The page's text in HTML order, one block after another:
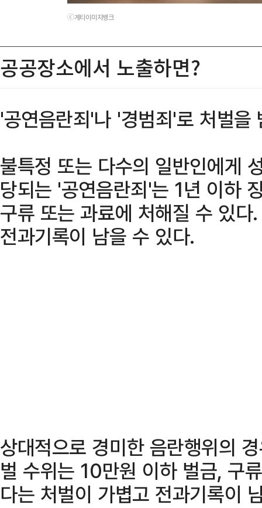
ⓒ게티이미지뱅크
공공장소에서 노출하면?
'공연음란죄'나 '경범죄'로 처벌을
불특정 또는 다수의 일반인에게
당되는 '공연음란죄'는 1년 이하
구류 또는 과료에 처해질 수 있
전과기록이 남을 수 있다.
상대적으로 경미한 음란행위의
벌 수위는 10만원 이하 벌금, 구
다는 처벌이 가볍고 전과기록이